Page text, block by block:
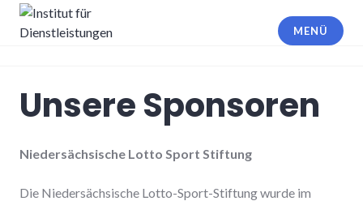
Zum
Inhalt
MENÜ
Unsere Sponsoren
Niedersächsische Lotto Sport Stiftung
Die Niedersächsische Lotto-Sport-Stiftung wurde im